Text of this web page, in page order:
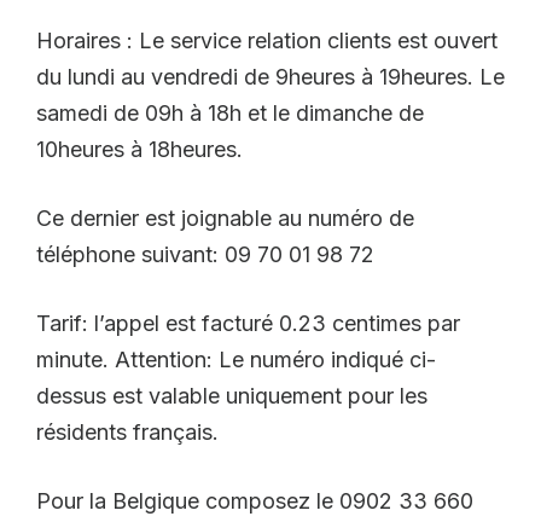
Horaires : Le service relation clients est ouvert
du lundi au vendredi de 9heures à 19heures. Le
samedi de 09h à 18h et le dimanche de
10heures à 18heures.
Ce dernier est joignable au numéro de
téléphone suivant: 09 70 01 98 72
Tarif: l’appel est facturé 0.23 centimes par
minute. Attention: Le numéro indiqué ci-
dessus est valable uniquement pour les
résidents français.
Pour la Belgique composez le 0902 33 660